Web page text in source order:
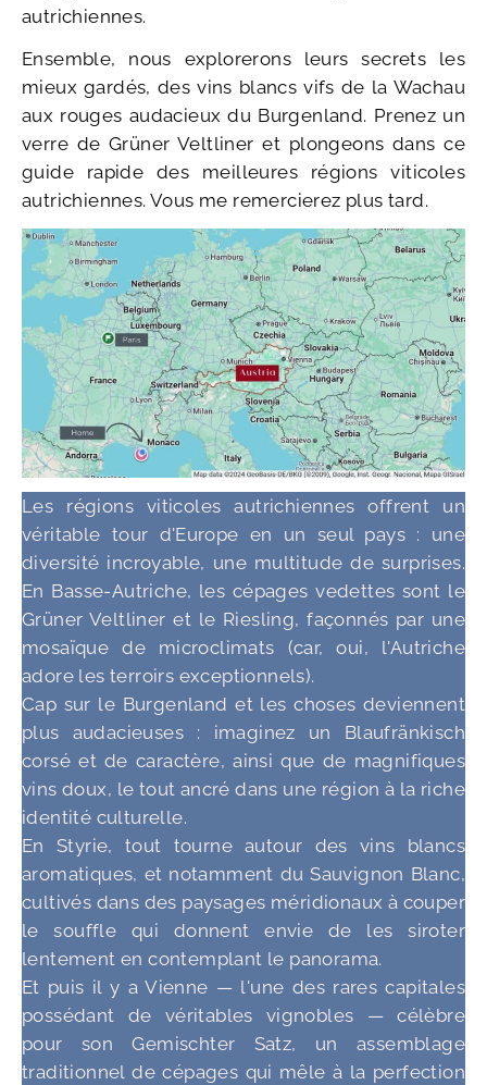
autrichiennes.
Ensemble, nous explorerons leurs secrets les
mieux gardés, des vins blancs vifs de la Wachau
aux rouges audacieux du Burgenland. Prenez un
verre de Grüner Veltliner et plongeons dans ce
guide rapide des meilleures régions viticoles
autrichiennes. Vous me remercierez plus tard.
Les régions viticoles autrichiennes offrent un
véritable tour d'Europe en un seul pays : une
diversité incroyable, une multitude de surprises.
En Basse-Autriche, les cépages vedettes sont le
Grüner Veltliner et le Riesling, façonnés par une
mosaïque de microclimats (car, oui, l'Autriche
adore les terroirs exceptionnels).
Cap sur le Burgenland et les choses deviennent
plus audacieuses : imaginez un Blaufränkisch
corsé et de caractère, ainsi que de magnifiques
vins doux, le tout ancré dans une région à la riche
identité culturelle.
En Styrie, tout tourne autour des vins blancs
aromatiques, et notamment du Sauvignon Blanc,
cultivés dans des paysages méridionaux à couper
le souffle qui donnent envie de les siroter
lentement en contemplant le panorama.
Et puis il y a Vienne — l'une des rares capitales
possédant de véritables vignobles — célèbre
pour son Gemischter Satz, un assemblage
traditionnel de cépages qui mêle à la perfection